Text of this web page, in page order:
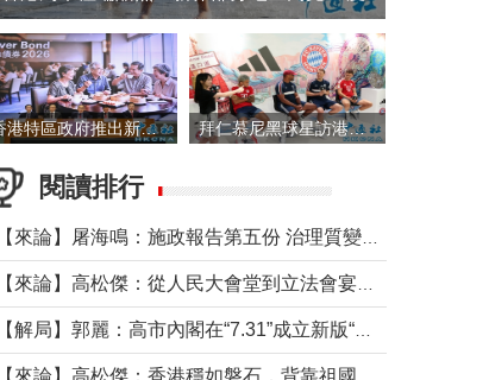
香港特區政府推出新一批銀色債券 每手1萬元保底息4.25厘 拜仁慕尼黑球星訪港 與球迷近距離互動
閱讀排行